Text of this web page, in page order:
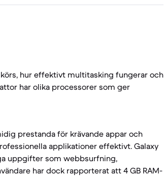
hur effektivt multitasking fungerar och
har olika processorer som ger
prestanda för krävande appar och
applikationer effektivt. Galaxy
uppgifter som webbsurfning,
har dock rapporterat att 4 GB RAM-